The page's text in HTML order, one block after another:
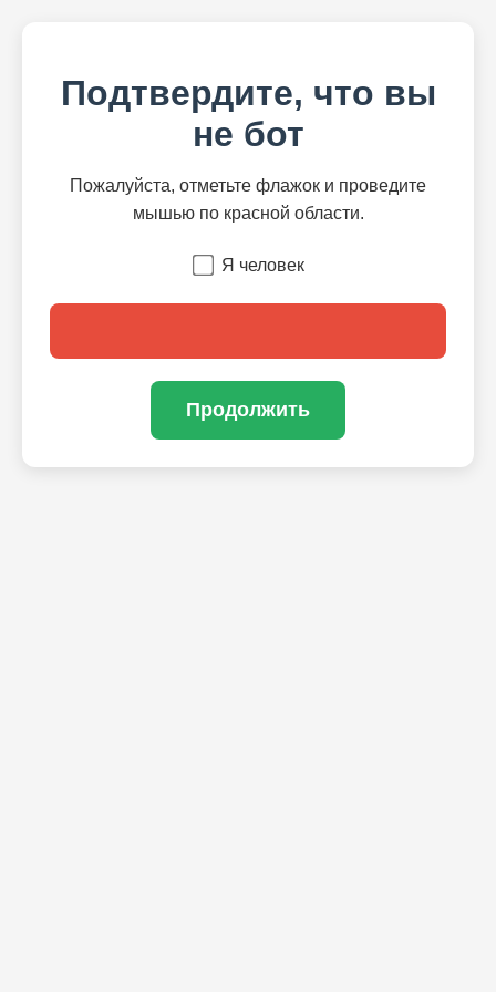
Подтвердите, что вы
не бот
Пожалуйста, отметьте флажок и проведите
мышью по красной области.
Я человек
Продолжить